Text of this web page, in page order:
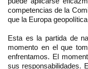
competencias de la
que la Europa
Esta es la partida de
momento en el que
enfrentamos. El
sus responsabilidades.